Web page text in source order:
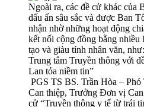
Ngoài ra, các đề cử khác của
dấu ấn sâu sắc và được Ban
nhận nhờ những hoạt động
kết nối cộng đồng bằng nhiều
tạo và giàu tính nhân văn, như:
Trung tâm Truyền thông với
Lan tỏa niềm tin”
PGS TS BS. Trần Hòa –
Can thiệp, Trưởng Đơn vị
cử “Truyền thông y tế từ trái